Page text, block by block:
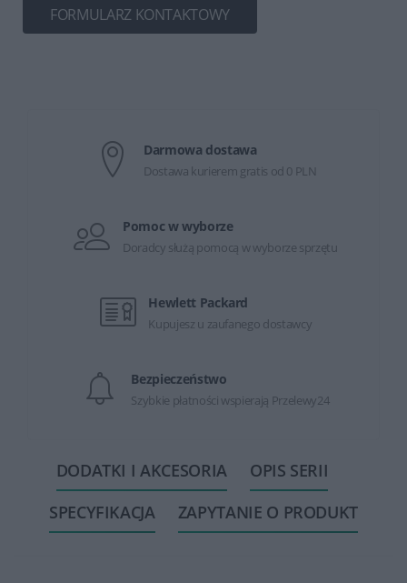
FORMULARZ KONTAKTOWY
Darmowa dostawa
Dostawa kurierem gratis od 0 PLN
Pomoc w wyborze
Doradcy służą pomocą w wyborze sprzętu
Hewlett Packard
Kupujesz u zaufanego dostawcy
Bezpieczeństwo
Szybkie płatności wspierają Przelewy24
DODATKI I AKCESORIA
OPIS SERII
SPECYFIKACJA
ZAPYTANIE O PRODUKT